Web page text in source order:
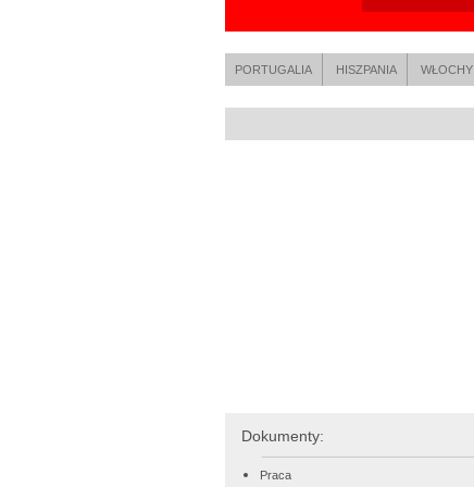
PORTUGALIA HISZPANIA WŁOCHY
Dokumenty:
Praca